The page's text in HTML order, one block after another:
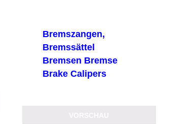
Bremszangen,
Bremssättel
Bremsen Bremse
Brake Calipers